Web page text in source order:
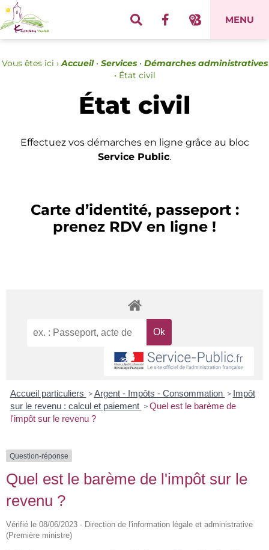
MENU
Vous êtes ici › Accueil• Services• Démarches administratives
• État civil
État civil
Effectuez vos démarches en ligne grâce au bloc
Service Public.
Carte d’identité, passeport :
prenez RDV en ligne !
Accueil particuliers > Argent - Impôts - Consommation > Impôt
sur le revenu : calcul et paiement > Quel est le barème de
l'impôt sur le revenu ?
Question-réponse
Quel est le barème de l'impôt sur le
revenu ?
Vérifié le 08/06/2023 - Direction de l'information légale et administrative
(Première ministre)
Panneau de gestion des cookies